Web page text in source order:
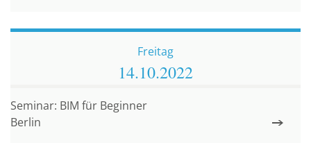
Freitag
14.10.2022
Berlin
Seminar: BIM für Beginner